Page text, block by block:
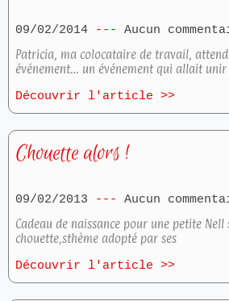
09/02/2014
Aucun
Patricia, ma colocataire de travail,
événement… un événement qui allait unir
Découvrir l'article >>
Chouette alors !
09/02/2013
Aucun
Cadeau de naissance pour une petite Nell
chouette,sthème adopté par ses
Découvrir l'article >>